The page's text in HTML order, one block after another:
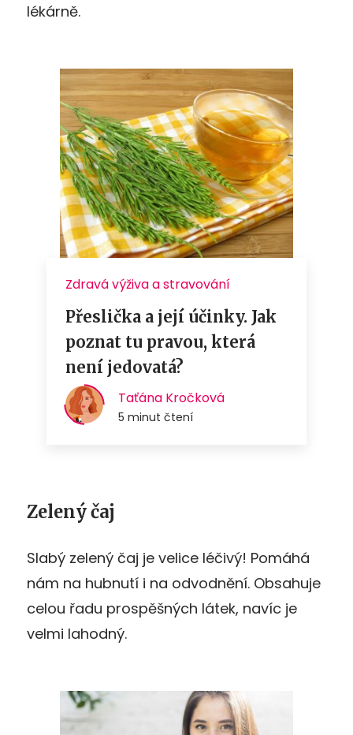
lékárně.
Zelený čaj
Slabý zelený čaj je velice léčivý! Pomáhá
nám na hubnutí i na odvodnění. Obsahuje
celou řadu prospěšných látek, navíc je
velmi lahodný.